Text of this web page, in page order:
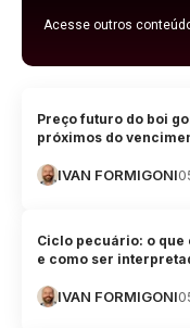
Acesse outros
Preço futuro do boi
próximos do
IVAN FORMIGONI
Ciclo pecuário: o que
e como ser
IVAN FORMIGONI